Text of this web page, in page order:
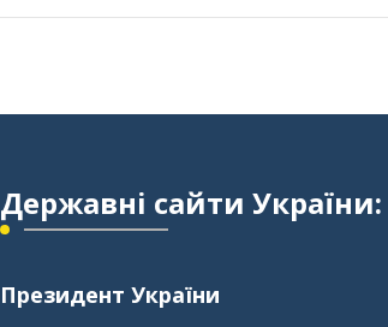
Державні сайти України:
Президент України